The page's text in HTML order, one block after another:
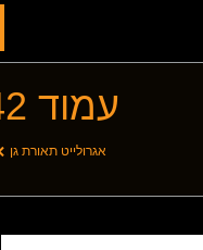
תאורת גן
אודותינו
תאורת חוץ
עמוד 521642 שחור
אגרולייט תאורת גן